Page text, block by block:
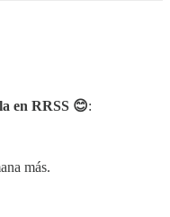
en RRSS 😊:
más.